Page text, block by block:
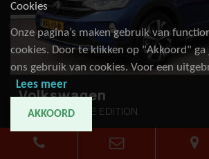
Volkswagen
Taigo 1.0 TSI LIFE EDITION
n.v.t
Handgeschakeld 2025 -
Cookies
Onze pagina’s maken gebruik van
cookies. Door te klikken op "Akkoord"
ons gebruik van cookies. Voor een
Lees meer
AKKOORD